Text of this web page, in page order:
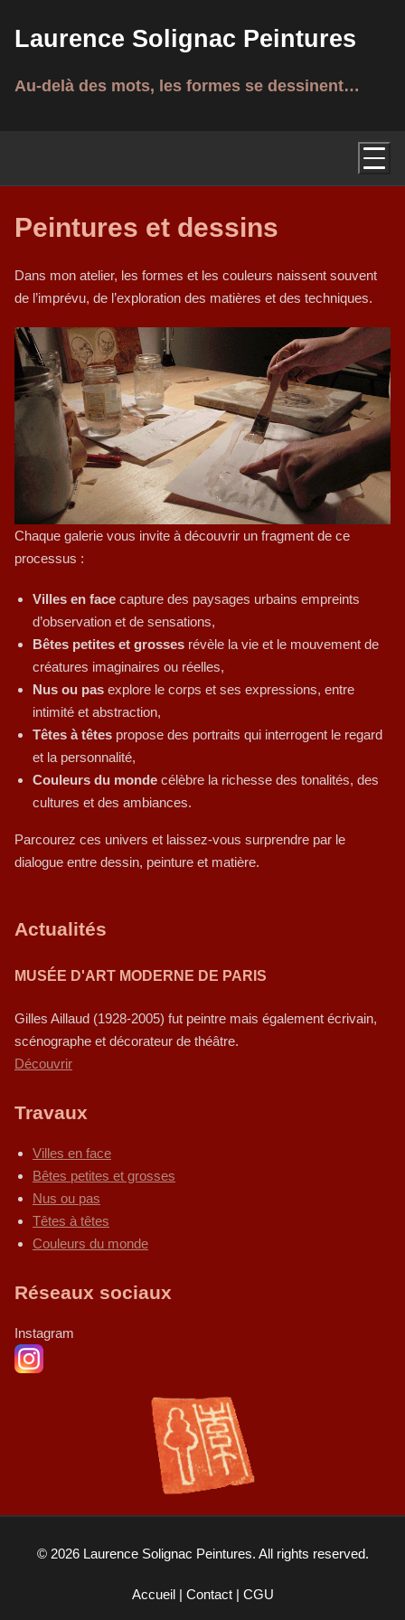
Laurence Solignac Peintures
Au-delà des mots, les formes se dessinent…
Actualités
MUSÉE D'ART MODERNE DE PARIS
Gilles Aillaud (1928-2005) fut peintre mais également écrivain,
scénographe et décorateur de théâtre.
Découvrir
Travaux
Villes en face
Bêtes petites et grosses
Nus ou pas
Têtes à têtes
Couleurs du monde
Réseaux sociaux
Instagram
Peintures et dessins
Dans mon atelier, les formes et les couleurs naissent souvent
de l’imprévu, de l’exploration des matières et des techniques.
Chaque galerie vous invite à découvrir un fragment de ce
processus :
Villes en face capture des paysages urbains empreints
d’observation et de sensations,
Bêtes petites et grosses révèle la vie et le mouvement de
créatures imaginaires ou réelles,
Nus ou pas explore le corps et ses expressions, entre
intimité et abstraction,
Têtes à têtes propose des portraits qui interrogent le regard
et la personnalité,
Couleurs du monde célèbre la richesse des tonalités, des
cultures et des ambiances.
Parcourez ces univers et laissez-vous surprendre par le
dialogue entre dessin, peinture et matière.
© 2026 Laurence Solignac Peintures. All rights reserved.
Accueil | Contact | CGU